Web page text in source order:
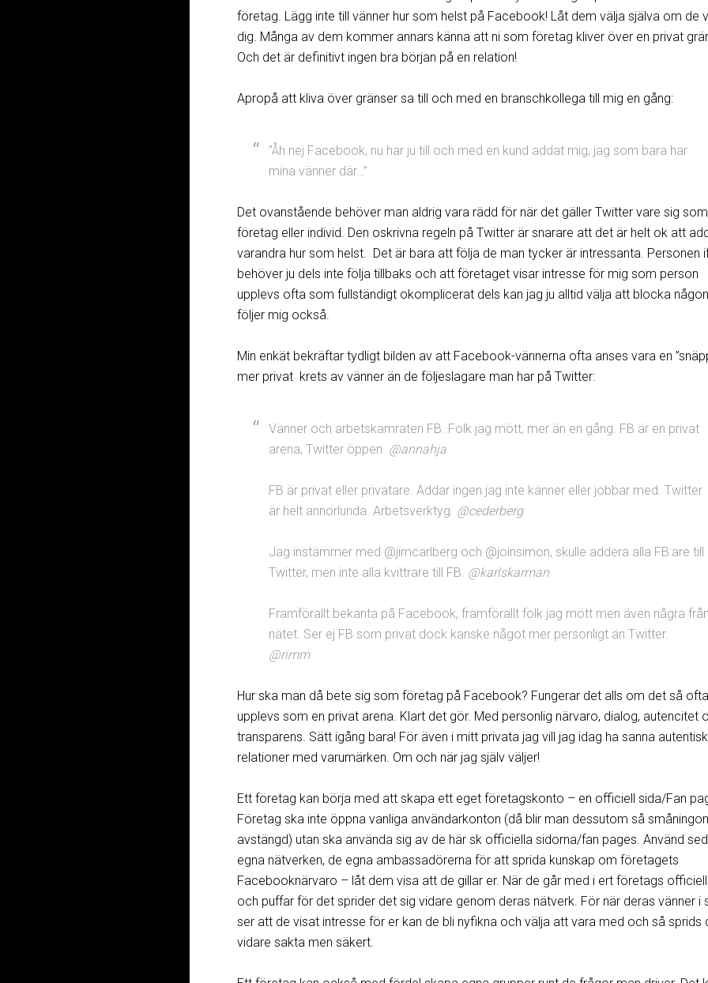
företag. Lägg inte till vänner hur som helst på Facebook! Låt dem välja själva om de
dig. Många av dem kommer annars känna att ni som företag kliver över en privat
Och det är definitivt ingen bra början på en relation!
Apropå att kliva över gränser sa till och med en branschkollega till mig en gång:
”Åh nej Facebook, nu har ju till och med en kund addat mig, jag som bara har
mina vänner där…”
Det ovanstående behöver man aldrig vara rädd för när det gäller Twitter vare sig som
företag eller individ. Den oskrivna regeln på Twitter är snarare att det är helt ok att
varandra hur som helst. Det är bara att följa de man tycker är intressanta. Personen
behöver ju dels inte följa tillbaks och att företaget visar intresse för mig som person
upplevs ofta som fullständigt okomplicerat dels kan jag ju alltid välja att blocka
följer mig också.
Min enkät bekräftar tydligt bilden av att Facebook-vännerna ofta anses vara en
mer privat krets av vänner än de följeslagare man har på Twitter:
Vänner och arbetskamrateri FB. Folk jag mött, mer än en gång. FB är en privat
arena, Twitter öppen. @annahja
FB är privat eller privatare. Addar ingen jag inte känner eller jobbar med. Twitter
är helt annorlunda. Arbetsverktyg. @cederberg
Jag instämmer med @jimcarlberg och @joinsimon, skulle addera alla FB:are till
Twitter, men inte alla kvittrare till FB. @karlskarman
Framförallt bekanta på Facebook, framförallt folk jag mött men även några
nätet. Ser ej FB som privat dock kanske något mer personligt än Twitter.
@rimm
Hur ska man då bete sig som företag på Facebook? Fungerar det alls om det så ofta
upplevs som en privat arena. Klart det gör. Med personlig närvaro, dialog, autencitet
transparens. Sätt igång bara! För även i mitt privata jag vill jag idag ha sanna
relationer med varumärken. Om och när jag själv väljer!
Ett företag kan börja med att skapa ett eget företagskonto – en officiell sida/Fan
Företag ska inte öppna vanliga användarkonton (då blir man dessutom så
avstängd) utan ska använda sig av de här sk officiella sidorna/fan pages. Använd
egna nätverken, de egna ambassadörerna för att sprida kunskap om företagets
Facebooknärvaro – låt dem visa att de gillar er. När de går med i ert företags
och puffar för det sprider det sig vidare genom deras nätverk. För när deras vänner i
ser att de visat intresse för er kan de bli nyfikna och välja att vara med och så sprids
vidare sakta men säkert.